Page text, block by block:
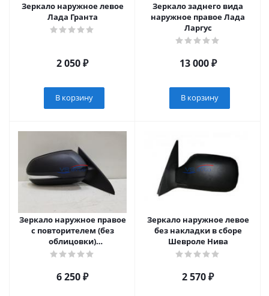
Зеркало наружное левое
Лада Гранта
2 050₽
В корзину
Зеркало заднего вида
наружное правое Лада
Ларгус
13 000₽
В корзину
Зеркало наружное правое
с повторителем (без
облицовки)
(электропривод) Лада
6 250₽
Зеркало наружное левое
без накладки в сборе
Шевроле Нива
2 570₽